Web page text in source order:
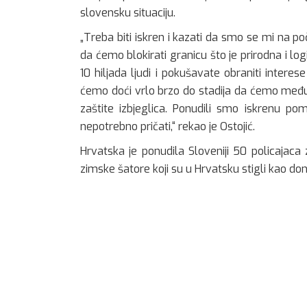
slovensku situaciju.
„Treba biti iskren i kazati da smo se mi na
da ćemo blokirati granicu što je prirodna i
10 hiljada ljudi i pokušavate obraniti
ćemo doći vrlo brzo do stadija da ćemo
zaštite izbjeglica. Ponudili smo iskrenu
nepotrebno pričati,“ rekao je Ostojić.
Hrvatska je ponudila Sloveniji 50
zimske šatore koji su u Hrvatsku stigli kao